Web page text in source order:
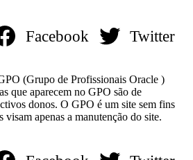
Facebook Twitter
(Grupo de Profissionais Oracle )
que aparecem no GPO são de
donos. O GPO é um site sem fins
visam apenas a manutenção do site.